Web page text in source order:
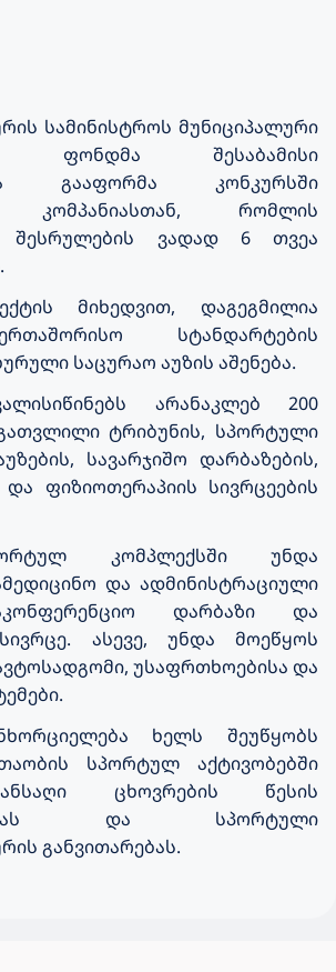
სამინისტროს მუნიციპალური
ფონდმა
შესაბამისი
გააფორმა კონკურსში
კომპანიასთან, რომლის
შესრულების ვადად 6 თვეა
მიხედვით, დაგეგმილია
სტანდარტების
საცურაო აუზის აშენება.
არანაკლებ 200
ტრიბუნის, სპორტული
სავარჯიშო დარბაზების,
და ფიზიოთერაპიის სივრცეების
კომპლექსში უნდა
და ადმინისტრაციული
დარბაზი და
ასევე,
უნდა მოეწყოს
უსაფრთხოებისა და
ხელს შეუწყობს
სპორტულ აქტივობებში
ცხოვრების წესის
და სპორტული
განვითარებას.